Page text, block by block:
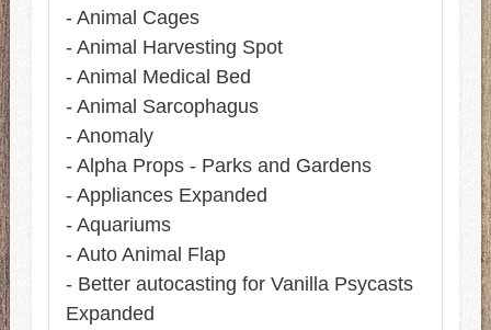
- Animal Cages
- Animal Harvesting Spot
- Animal Medical Bed
- Animal Sarcophagus
- Anomaly
- Alpha Props - Parks and Gardens
- Appliances Expanded
- Aquariums
- Auto Animal Flap
- Better autocasting for Vanilla Psycasts
Expanded